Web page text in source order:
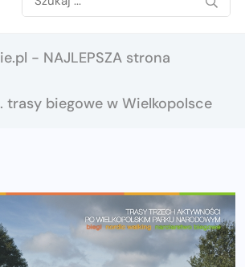
- NAJLEPSZA strona
trasy biegowe w Wielkopolsce